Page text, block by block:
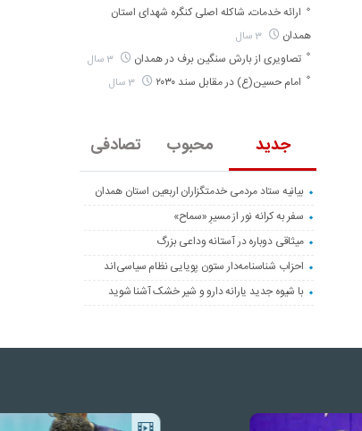
جدید محبوب تصادفی
بیانیه ستاد مردمی خدمتگزاران اربعین استان همدان
سفر به کرانه‌ نور از مسیرِ «سماح»
میثاقی دوباره در آستانه‌ وداعی بزرگ
احزاب شناسنامه‌دار ستون پویایی نظام سیاسی‌اند
با شیوه جدید یارانه دارو و شیر خشک آشنا شوید
ارائه خدمات، شاکله اصلی کنگره شهدای استان
همدان
3 سال
تصاویری از بارش سنگین برف در همدان 3 سال
امام حسین(ع) در مقابل سند ۲۰۳۰ 3 سال